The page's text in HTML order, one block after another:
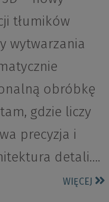
tłumików
wytwarzania
obróbkę
gdzie liczy
precyzja i
detali….
WIĘCEJ